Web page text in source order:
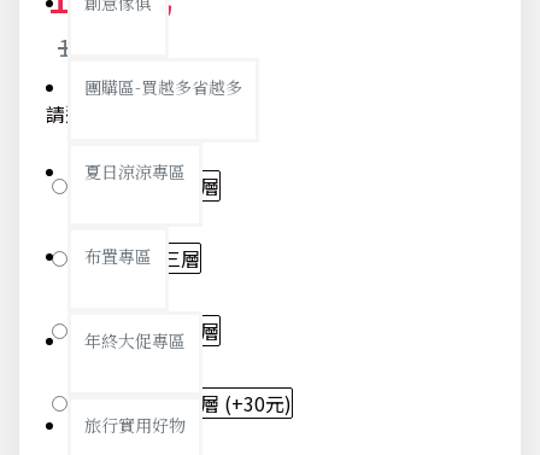
團購區-買越多省越多
夏日涼涼專區
布置專區
年終大促專區
旅行實用好物
123元
請選擇款式
藍色北極熊-三層
綠色紅鶴-三層
粉色北極熊-三層
藍色北極熊-四層 (+30元)